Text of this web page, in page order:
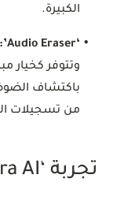
الكبيرة.
•
‘Audio Eraser’:
وتتوفر كخيار
باكتشاف
من تسجيلات